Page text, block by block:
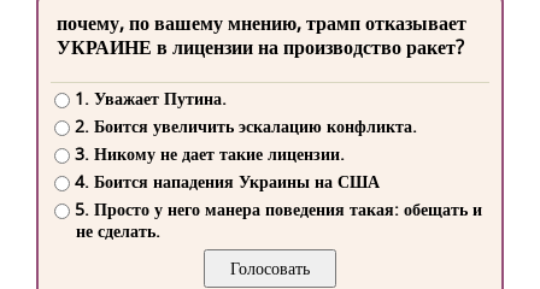
почему, по вашему мнению, трамп отказывает
УКРАИНЕ в лицензии на производство ракет?
1. Уважает Путина.
2. Боится увеличить эскалацию конфликта.
3. Никому не дает такие лицензии.
4. Боится нападения Украины на США
5. Просто у него манера поведения такая: обещать и
не сделать.